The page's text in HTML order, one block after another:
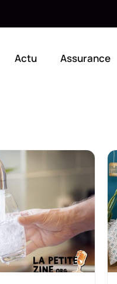
Actu Assurance